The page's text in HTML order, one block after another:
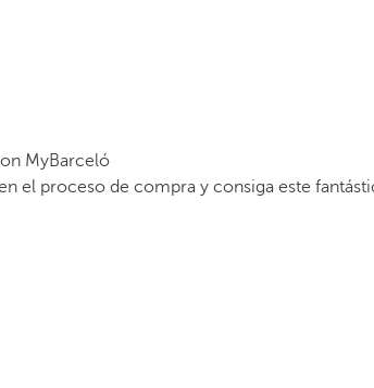
MyBarceló
el proceso de compra y consiga este